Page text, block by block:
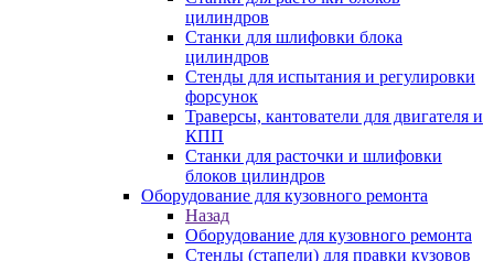
цилиндров
Станки для шлифовки блока
цилиндров
Стенды для испытания и регулировки
форсунок
Траверсы, кантователи для двигателя и
КПП
Станки для расточки и шлифовки
блоков цилиндров
Оборудование для кузовного ремонта
Назад
Оборудование для кузовного ремонта
Стенды (стапели) для правки кузовов